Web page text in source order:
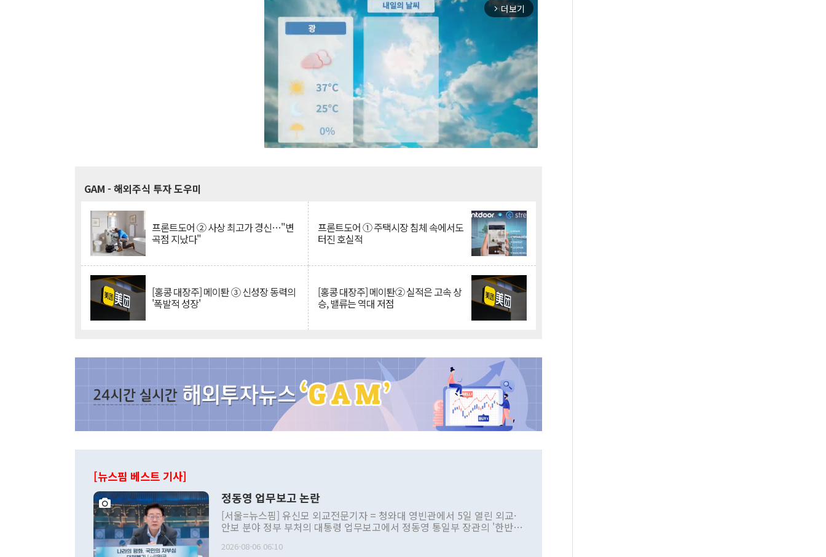
arrow_forward_ios 더보기
GAM - 해외주식 투자 도우미
프론트도어 ② 사상 최고가 경신…"변
곡점 지났다"
프론트도어 ① 주택시장 침체 속에서도
터진 호실적
[홍콩 대장주] 메이퇀 ③ 신성장 동력의
'폭발적 성장'
[홍콩 대장주] 메이퇀② 실적은 고속 상
승, 밸류는 역대 저점
[뉴스핌 베스트 기사]
정동영 업무보고 논란
[서울=뉴스핌] 유신모 외교전문기자 = 청와대 영빈관에서 5일 열린 외교·
안보 분야 정부 부처의 대통령 업무보고에서 정동영 통일부 장관의 '한반도
발언 중에는 정부 내 조율을 거치지 않은 사안을 정책으로 추진하겠다고 공
2026-08-06 06:10